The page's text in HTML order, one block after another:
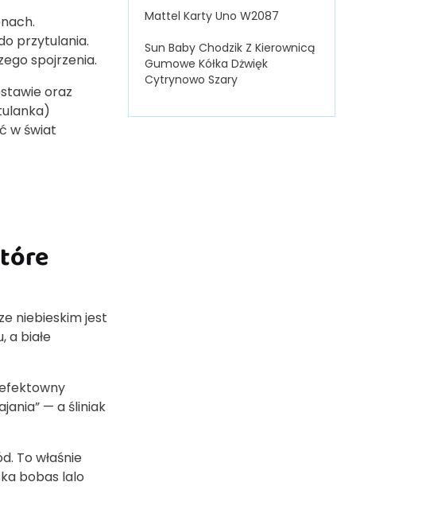
przytulania.
spojrzenia.
oraz
w świat
niebieskim jest
a białe
— a śliniak
To właśnie
bobas lalo
Mattel Karty Uno W2087
Sun Baby Chodzik Z Kierownicą
Gumowe Kółka Dżwięk
Cytrynowo Szary